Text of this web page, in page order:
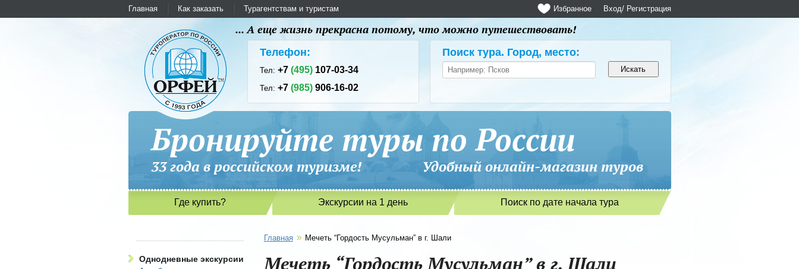
Главная Как заказать Турагентствам и туристам Вход/ Регистрация
Избранное
... А еще жизнь прекрасна потому, что можно путешествовать!
Телефон:
Тел:+7(495) 107-03-34
Тел:+7(985) 906-16-02
Поиск тура. Город, место:
Бронируйте туры по России
33 года в российском туризме! Удобный онлайн-магазин туров
Где купить? Экскурсии на 1 день Поиск по дате начала тура
Однодневные экскурсии
Главная » Мечеть “Гордость Мусульман” в г. Шали
Мечеть “Гордость Мусульман” в г. Шали